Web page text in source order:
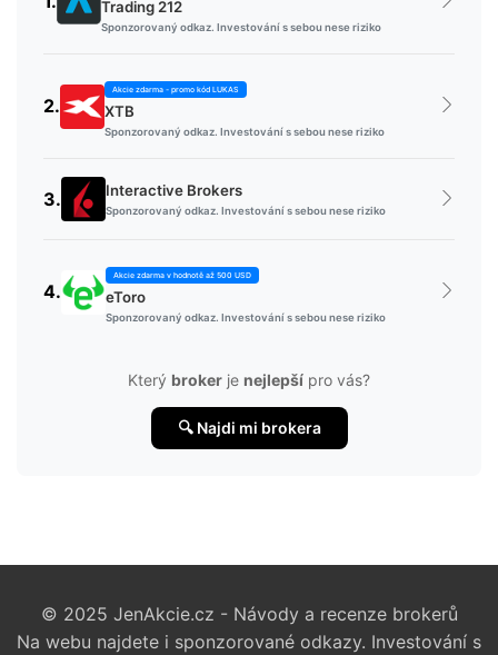
Trading 212
Sponzorovaný odkaz. Investování s sebou nese riziko
2.
Akcie zdarma - promo kód LUKAS
XTB
Sponzorovaný odkaz. Investování s sebou nese riziko
3. Interactive Brokers
Sponzorovaný odkaz. Investování s sebou nese riziko
4.
Akcie zdarma v hodnotě až 500 USD
eToro
Sponzorovaný odkaz. Investování s sebou nese riziko
Který broker je nejlepší pro vás?
🔍 Najdi mi brokera
© 2025 JenAkcie.cz - Návody a recenze brokerů
Na webu najdete i sponzorované odkazy. Investování s